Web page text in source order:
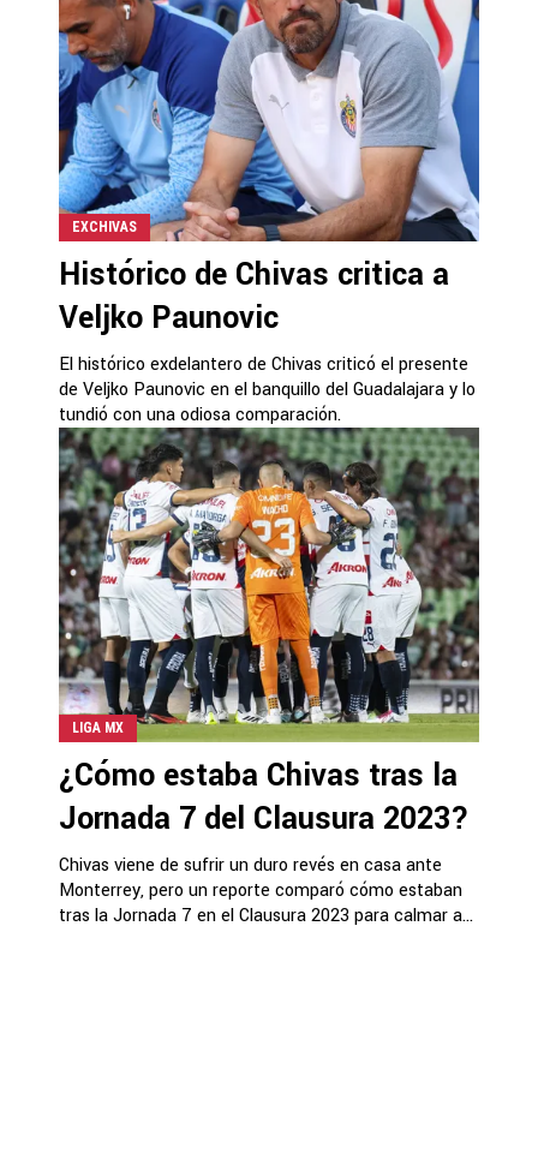
EXCHIVAS
Histórico de Chivas critica a
Veljko Paunovic
El histórico exdelantero de Chivas criticó el presente
de Veljko Paunovic en el banquillo del Guadalajara y lo
tundió con una odiosa comparación.
LIGA MX
¿Cómo estaba Chivas tras la
Jornada 7 del Clausura 2023?
Chivas viene de sufrir un duro revés en casa ante
Monterrey, pero un reporte comparó cómo estaban
tras la Jornada 7 en el Clausura 2023 para calmar a...